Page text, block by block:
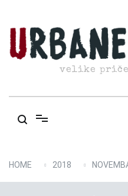
content
velike
HOME 2018